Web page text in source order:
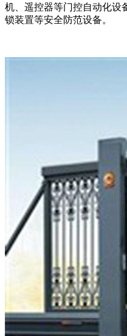
机、遥控器等门控自动化设
锁装置等安全防范设备。